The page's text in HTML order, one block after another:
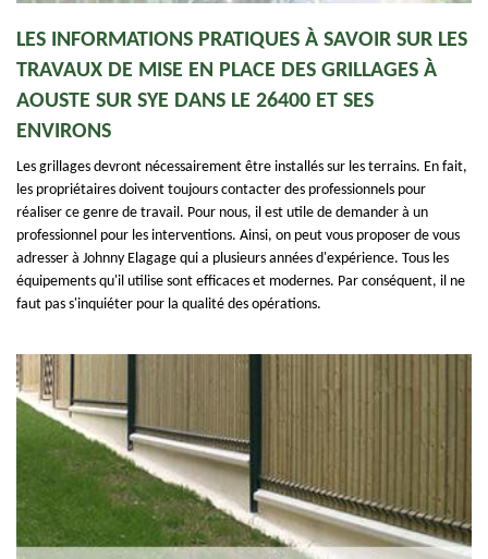
LES INFORMATIONS PRATIQUES À SAVOIR SUR LES
TRAVAUX DE MISE EN PLACE DES GRILLAGES À
AOUSTE SUR SYE DANS LE 26400 ET SES
ENVIRONS
Les grillages devront nécessairement être installés sur les terrains. En fait,
les propriétaires doivent toujours contacter des professionnels pour
réaliser ce genre de travail. Pour nous, il est utile de demander à un
professionnel pour les interventions. Ainsi, on peut vous proposer de vous
adresser à Johnny Elagage qui a plusieurs années d'expérience. Tous les
équipements qu'il utilise sont efficaces et modernes. Par conséquent, il ne
faut pas s'inquiéter pour la qualité des opérations.